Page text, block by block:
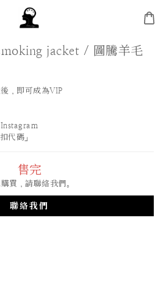
jacket / 圖騰羊毛
，即可成為VIP
代碼」
售完
買，請聯絡我們。
聯絡我們